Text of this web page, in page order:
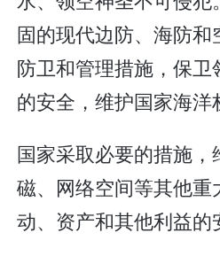
固的现代边防、海防
防卫和管理措施，保
的安全，维护国家海洋
国家采取必要的措施
磁、网络空间等其他
动、资产和其他利益的